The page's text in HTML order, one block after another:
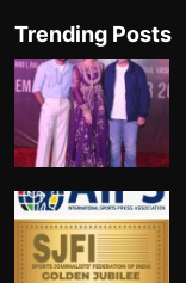
Trending Posts